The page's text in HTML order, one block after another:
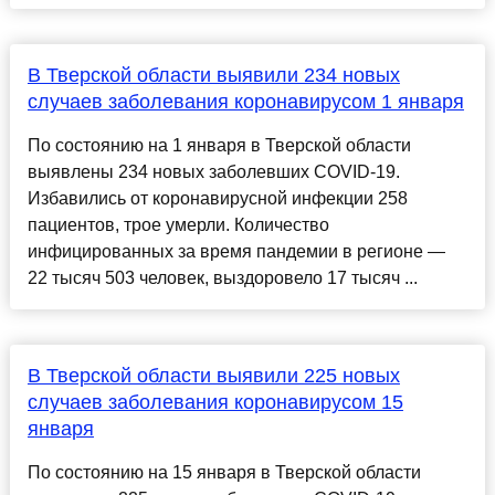
В Тверской области выявили 234 новых
случаев заболевания коронавирусом 1 января
По состоянию на 1 января в Тверской области
выявлены 234 новых заболевших COVID-19.
Избавились от коронавирусной инфекции 258
пациентов, трое умерли. Количество
инфицированных за время пандемии в регионе —
22 тысяч 503 человек, выздоровело 17 тысяч ...
В Тверской области выявили 225 новых
случаев заболевания коронавирусом 15
января
По состоянию на 15 января в Тверской области